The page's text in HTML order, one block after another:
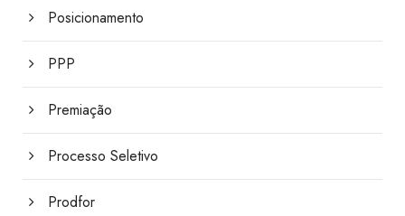
Posicionamento
PPP
Premiação
Processo Seletivo
Prodfor